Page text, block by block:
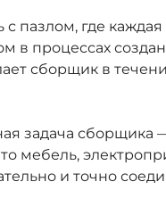
пазлом, где каждая
в процессах
сборщик в
задача сборщика
мебель,
и точно